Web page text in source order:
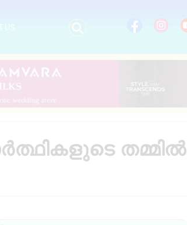
US
തമ്മിൽ